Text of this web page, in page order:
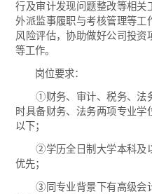
行及审计发现问题整改等相关
外派监事履职与考核管理等工
风险评估，协助做好公司投资
等工作。
岗位要求：
①财务、审计、税务、法务
时具备财务、法务两项专业学
以下；
②学历全日制大学本科及以
优先；
③同专业背景下有高级会计